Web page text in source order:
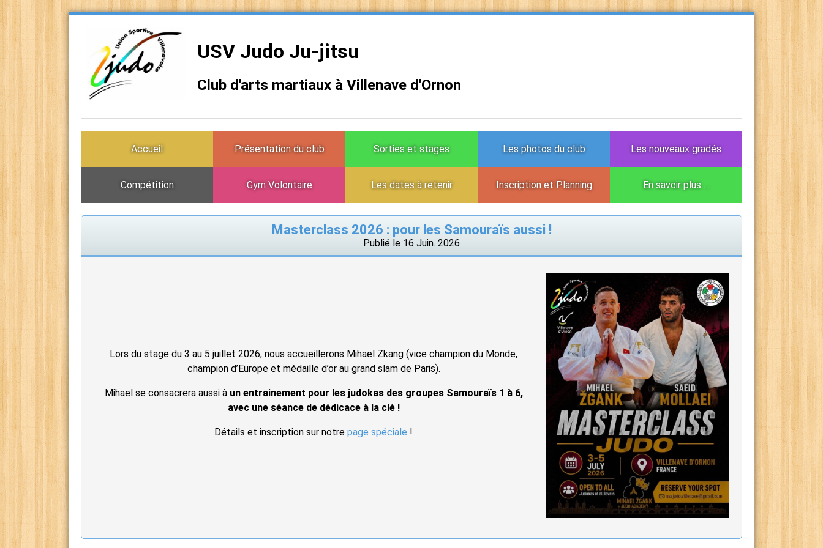
USV Judo Ju-jitsu
Club d'arts martiaux à Villenave d'Ornon
Accueil Présentation du club Sorties et stages Les photos du club Les nouveaux gradés
Compétition Gym Volontaire Les dates à retenir Inscription et Planning En savoir plus …
Masterclass 2026 : pour les Samouraïs aussi !
Publié le 16 Juin. 2026
Lors du stage du 3 au 5 juillet 2026, nous accueillerons Mihael Zkang (vice champion du Monde,
champion d’Europe et médaille d’or au grand slam de Paris).
Mihael se consacrera aussi à un entrainement pour les judokas des groupes Samouraïs 1 à 6,
avec une séance de dédicace à la clé !
Détails et inscription sur notre page spéciale !